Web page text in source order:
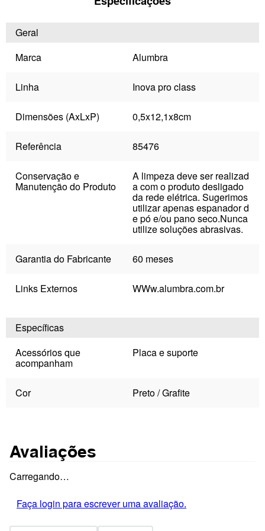
Geral
Marca
Alumbra
Linha Inova pro class
Dimensões (AxLxP) 0,5x12,1x8cm
Referência 85476
Conservação e
Manutenção do Produto
A limpeza deve ser realizad
a com o produto desligado
da rede elétrica. Sugerimos
utilizar apenas espanador d
e pó e/ou pano seco.Nunca
utilize soluções abrasivas.
Garantia do Fabricante 60 meses
Links Externos WWw.alumbra.com.br
Específicas
Acessórios que
acompanham
Placa e suporte
Cor Preto / Grafite
Avaliações
Carregando…
Faça login para escrever uma avaliação.